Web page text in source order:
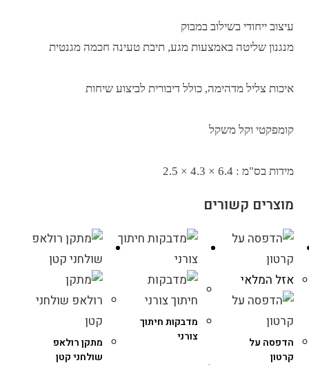
עיצוב ייחודי בשילוב במבוק
מנגנון שליטה באמצעות מגע, תיבת טעינה חכמה מגנטית
איכות צליל מדהימה, כולל דיבורית לביצוע שיחות
קומפקטי וקל משקל
מידות בס"מ : 6.4 × 4.3 × 2.5
מוצרים קשורים
אזל המלאי
הדפסה על
קרטון
מדבקות חיתוך
צורני
מתקן רולאפ
שולחני קטן